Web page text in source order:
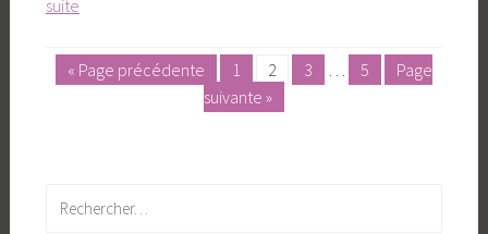
suite
atelier
:
Danza
Posts
« Page précédente 1 2 3 … 5
Page
suivante »